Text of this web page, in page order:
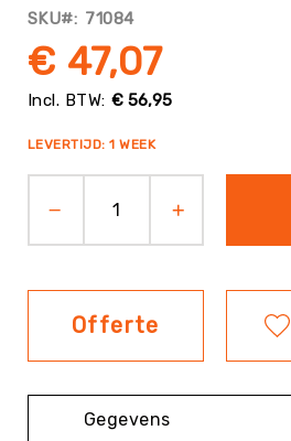
Curling
Dans
&
Muziek
Evenementen
Sportvloeren
Floorball
&
Discgolf
Hockey
SKU 71084
€ 56,95
€ 47,07
LEVERTIJD: 1 WEEK
Offerte
Gegevens